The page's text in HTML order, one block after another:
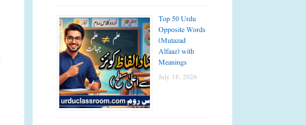
Top 50 Urdu
Opposite Words
(Mutazad
Alfaaz) with
Meanings
July 18, 2026